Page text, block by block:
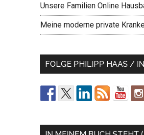
Unsere Familien Online
Meine moderne private
FOLGE PHILIPP HAAS /